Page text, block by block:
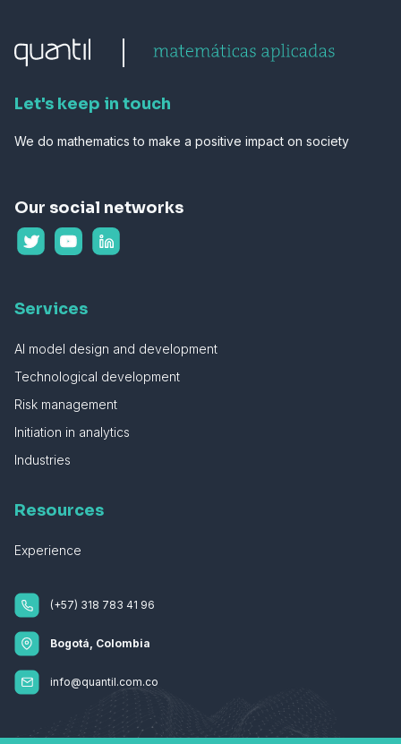
Let's keep in touch
We do mathematics to make a positive impact on society
Our social networks
Services
AI model design and development
Technological development
Risk management
Initiation in analytics
Industries
Resources
Experience
(+57) 318 783 41 96
Bogotá, Colombia
info@quantil.com.co